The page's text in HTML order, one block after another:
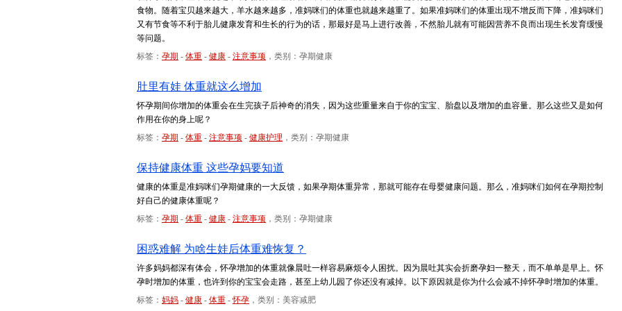
食物。随着宝贝越来越大，羊水越来越多，准妈咪们的体重也就越来越重了。如果准妈咪们的体重出现不增反而下降，准妈咪们
又有节食等不利于胎儿健康发育和生长的行为的话，那最好是马上进行改善，不然胎儿就有可能因营养不良而出现生长发育缓慢
等问题。
标签： 孕期 - 体重 - 健康 - 注意事项 ，类别：孕期健康
肚里有娃 体重就这么增加
怀孕期间你增加的体重会在生完孩子后神奇的消失，因为这些重量来自于你的宝宝、胎盘以及增加的血容量。那么这些又是如何
作用在你的身上呢？
标签： 孕期 - 体重 - 注意事项 - 健康护理 ，类别：孕期健康
保持健康体重 这些孕妈要知道
健康的体重是准妈咪们孕期健康的一大反馈，如果孕期体重异常，那就可能存在母婴健康问题。那么，准妈咪们如何在孕期控制
好自己的健康体重呢？
标签： 孕期 - 体重 - 健康 - 注意事项 ，类别：孕期健康
困惑难解 为啥生娃后体重难恢复？
许多妈妈都深有体会，怀孕增加的体重就像晨吐一样容易麻烦令人困扰。因为晨吐其实会折磨孕妇一整天，而不单单是早上。怀
孕时增加的体重，也许到你的宝宝会走路，甚至上幼儿园了你还没有减掉。以下原因就是你为什么会减不掉怀孕时增加的体重。
标签： 妈妈 - 健康 - 体重 -怀孕 ，类别：美容减肥